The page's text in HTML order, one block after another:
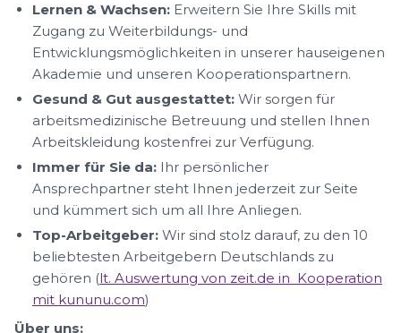
Lernen & Wachsen: Erweitern Sie Ihre Skills mit
Zugang zu Weiterbildungs- und
Entwicklungsmöglichkeiten in unserer hauseigenen
Akademie und unseren Kooperationspartnern.
Gesund & Gut ausgestattet: Wir sorgen für
arbeitsmedizinische Betreuung und stellen Ihnen
Arbeitskleidung kostenfrei zur Verfügung.
Immer für Sie da: Ihr persönlicher
Ansprechpartner steht Ihnen jederzeit zur Seite
und kümmert sich um all Ihre Anliegen.
Top-Arbeitgeber: Wir sind stolz darauf, zu den 10
beliebtesten Arbeitgebern Deutschlands zu
gehören (lt. Auswertung von zeit.de in Kooperation
mit kununu.com)
Über uns: